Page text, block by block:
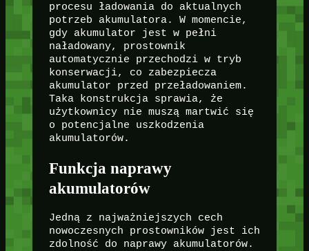
procesu ładowania do aktualnych
potrzeb akumulatora. W momencie,
gdy akumulator jest w pełni
naładowany, prostownik
automatycznie przechodzi w tryb
konserwacji, co zabezpiecza
akumulator przed przeładowaniem.
Taka konstrukcja sprawia, że
użytkownicy nie muszą martwić się
o potencjalne uszkodzenia
akumulatorów.
Funkcja naprawy
akumulatorów
Jedną z najważniejszych cech
nowoczesnych prostowników jest ich
zdolność do naprawy akumulatorów.